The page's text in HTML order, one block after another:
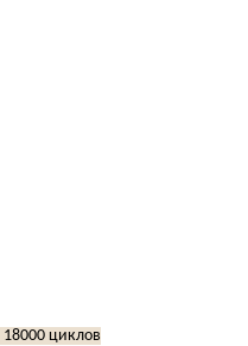
18000 циклов